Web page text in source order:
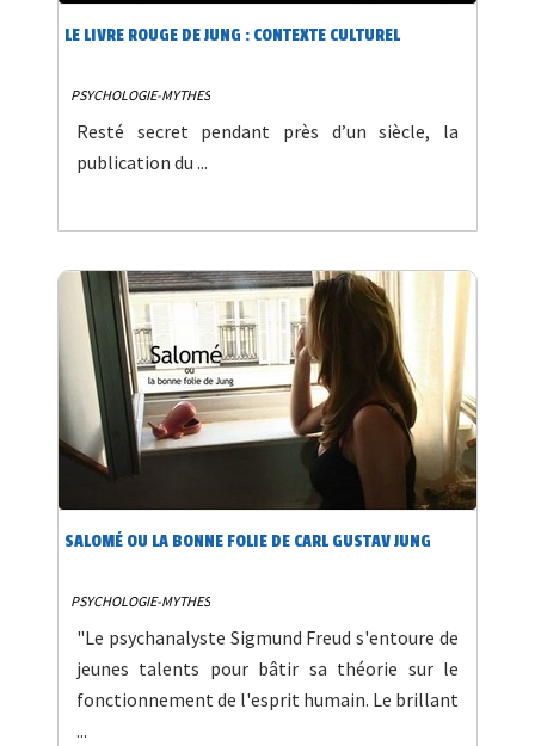
LE LIVRE ROUGE DE JUNG : CONTEXTE CULTUREL
PSYCHOLOGIE-MYTHES
Resté secret pendant près d’un siècle, la
publication du ...
SALOMÉ OU LA BONNE FOLIE DE CARL GUSTAV JUNG
PSYCHOLOGIE-MYTHES
"Le psychanalyste Sigmund Freud s'entoure de
jeunes talents pour bâtir sa théorie sur le
fonctionnement de l'esprit humain. Le brillant
...